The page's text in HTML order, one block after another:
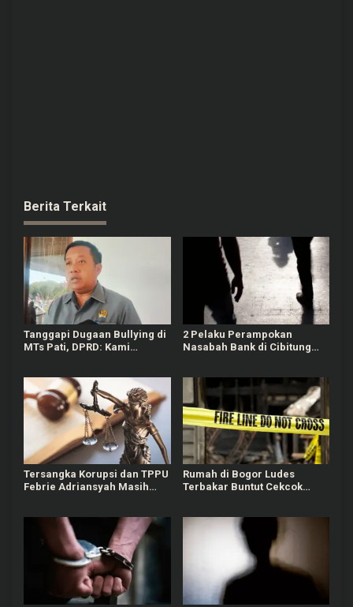
Berita Terkait
Tanggapi Dugaan Bullying di
MTs Pati, DPRD: Kami
2 Pelaku Perampokan
Nasabah Bank di Cibitung
Tersangka Korupsi dan TPPU
Febrie Adriansyah Masih
Rumah di Bogor Ludes
Terbakar Buntut Cekcok